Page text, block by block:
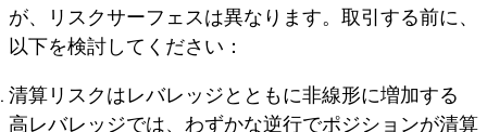
が、
リスクサーフェスは異なります。取引する前に、
以下を検討してください：
清算リスクはレバレッジとともに非線形に増加する
高レバレッジでは、わずかな逆行でポジションが清算